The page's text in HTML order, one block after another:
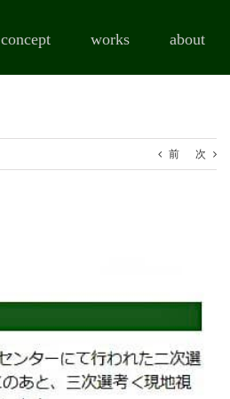
concept works about
前 次